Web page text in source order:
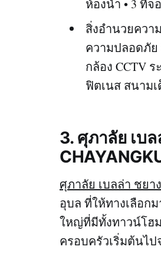
ห้องน้ำ • 3 ที่จ
สิ่งอำนวยควา
ความปลอดภัย
กล้อง CCTV
ฟิตเนส สนาม
3. ศุภาลัย เบ
ศุภาลัย เบลล่า ชย
อุบล ที่ให้ทางเลือก
ใหญ่ที่มีทั้งทาวน์โฮ
ครอบครัวเริ่มต้นไ